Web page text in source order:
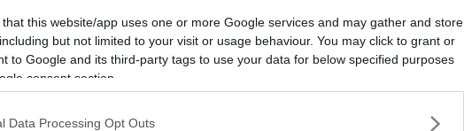
that this website/app uses one or more Google services and may gather and store
but not limited to your visit or usage behaviour. You may click to grant or
to Google and its third-party tags to use your data for below specified purposes
consent section.
Data Processing Opt Outs
Vill du bli
medlem?